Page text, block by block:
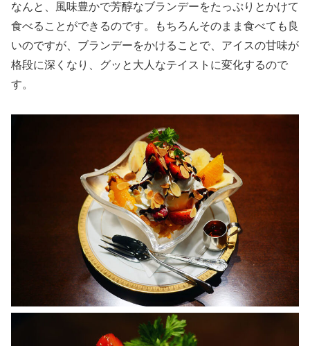
なんと、風味豊かで芳醇なブランデーをたっぷりとかけて
食べることができるのです。もちろんそのまま食べても良
いのですが、ブランデーをかけることで、アイスの甘味が
格段に深くなり、グッと大人なテイストに変化するので
す。